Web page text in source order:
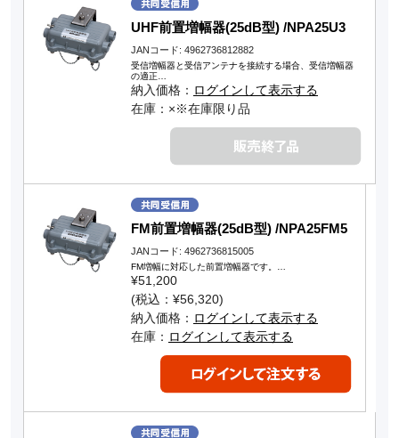
UHF前置増幅器(25dB型) /NPA25U3
JANコード: 4962736812882
受信増幅器と受信アンテナを接続する場合、受信増幅器
の適正…
納入価格： ログインして表示する
在庫：×※在庫限り品
FM前置増幅器(25dB型) /NPA25FM5
JANコード: 4962736815005
FM増幅に対応した前置増幅器です。…
¥51,200
(税込：¥56,320)
納入価格： ログインして表示する
在庫： ログインして表示する